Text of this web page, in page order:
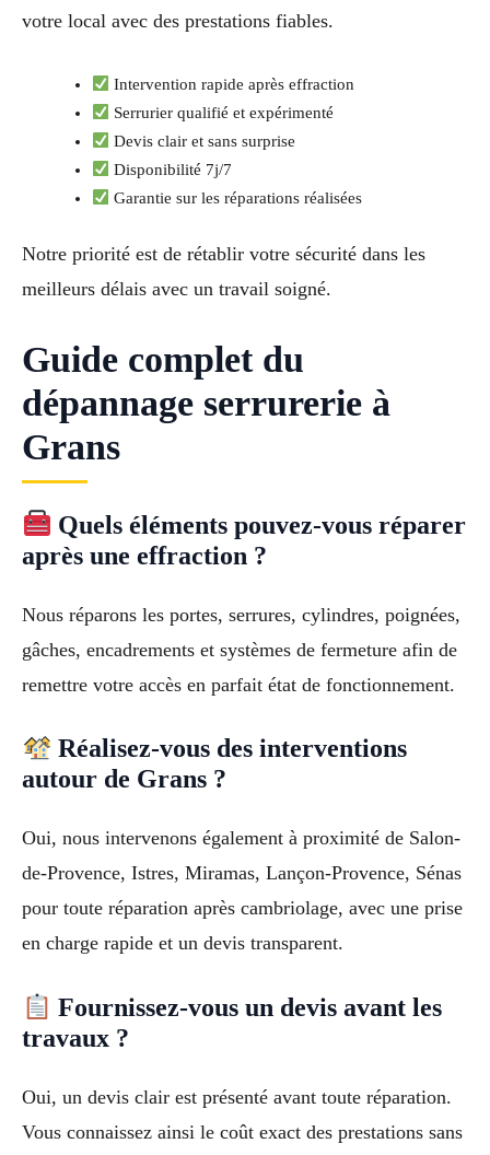
votre local avec des prestations fiables.
Intervention rapide après effraction
Serrurier qualifié et expérimenté
Devis clair et sans surprise
Disponibilité 7j/7
Garantie sur les réparations réalisées
Notre priorité est de rétablir votre sécurité dans les
meilleurs délais avec un travail soigné.
Guide complet du
dépannage serrurerie à
Grans
Quels éléments pouvez-vous réparer
après une effraction ?
Nous réparons les portes, serrures, cylindres, poignées,
gâches, encadrements et systèmes de fermeture afin de
remettre votre accès en parfait état de fonctionnement.
Réalisez-vous des interventions
autour de Grans ?
Oui, nous intervenons également à proximité de Salon-
de-Provence, Istres, Miramas, Lançon-Provence, Sénas
pour toute réparation après cambriolage, avec une prise
en charge rapide et un devis transparent.
Fournissez-vous un devis avant les
travaux ?
Oui, un devis clair est présenté avant toute réparation.
Vous connaissez ainsi le coût exact des prestations sans